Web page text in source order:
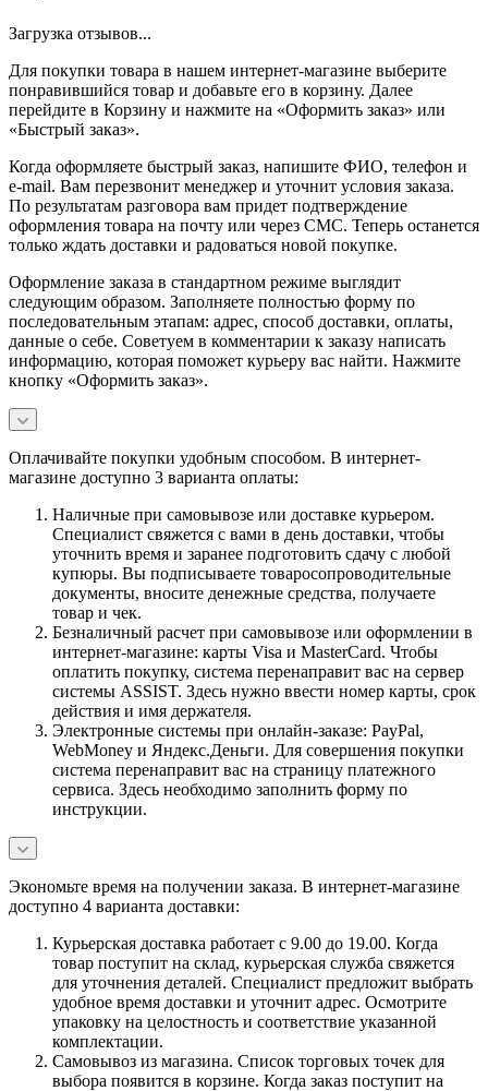
Загрузка отзывов...
Для покупки товара в нашем интернет-магазине выберите
понравившийся товар и добавьте его в корзину. Далее
перейдите в Корзину и нажмите на «Оформить заказ» или
«Быстрый заказ».
Когда оформляете быстрый заказ, напишите ФИО, телефон и
e-mail. Вам перезвонит менеджер и уточнит условия заказа.
По результатам разговора вам придет подтверждение
оформления товара на почту или через СМС. Теперь останется
только ждать доставки и радоваться новой покупке.
Оформление заказа в стандартном режиме выглядит
следующим образом. Заполняете полностью форму по
последовательным этапам: адрес, способ доставки, оплаты,
данные о себе. Советуем в комментарии к заказу написать
информацию, которая поможет курьеру вас найти. Нажмите
кнопку «Оформить заказ».
Оплачивайте покупки удобным способом. В интернет-
магазине доступно 3 варианта оплаты:
Наличные при самовывозе или доставке курьером.
Специалист свяжется с вами в день доставки, чтобы
уточнить время и заранее подготовить сдачу с любой
купюры. Вы подписываете товаросопроводительные
документы, вносите денежные средства, получаете
товар и чек.
Безналичный расчет при самовывозе или оформлении в
интернет-магазине: карты Visa и MasterCard. Чтобы
оплатить покупку, система перенаправит вас на сервер
системы ASSIST. Здесь нужно ввести номер карты, срок
действия и имя держателя.
Электронные системы при онлайн-заказе: PayPal,
WebMoney и Яндекс.Деньги. Для совершения покупки
система перенаправит вас на страницу платежного
сервиса. Здесь необходимо заполнить форму по
инструкции.
Экономьте время на получении заказа. В интернет-магазине
доступно 4 варианта доставки:
Курьерская доставка работает с 9.00 до 19.00. Когда
товар поступит на склад, курьерская служба свяжется
для уточнения деталей. Специалист предложит выбрать
удобное время доставки и уточнит адрес. Осмотрите
упаковку на целостность и соответствие указанной
комплектации.
Самовывоз из магазина. Список торговых точек для
выбора появится в корзине. Когда заказ поступит на